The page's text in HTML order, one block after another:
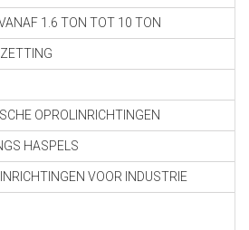
1.6 TON TOT 10 TON
OPROLINRICHTINGEN
HASPELS
VOOR INDUSTRIE